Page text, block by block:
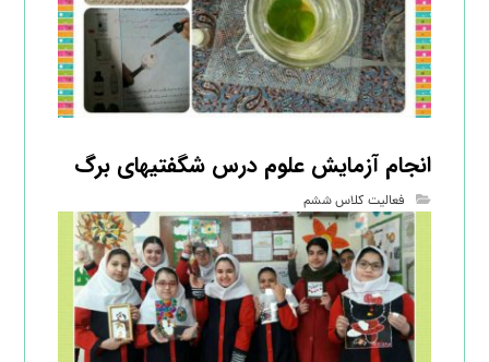
انجام آزمایش علوم درس شگفتیهای برگ
فعالیت کلاس ششم